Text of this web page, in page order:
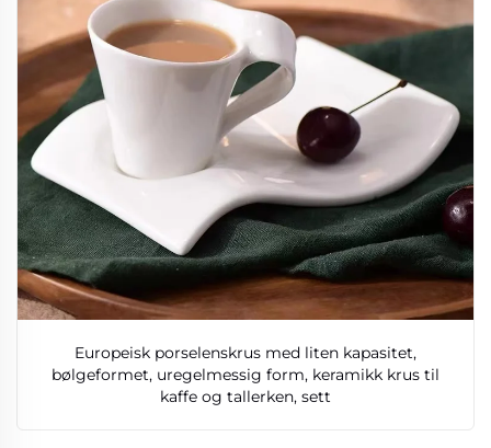
Europeisk porselenskrus med liten kapasitet,
bølgeformet, uregelmessig form, keramikk krus til
kaffe og tallerken, sett